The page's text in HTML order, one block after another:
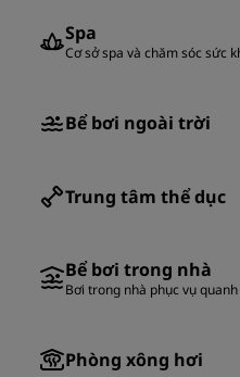
Spa
Cơ sở spa và chăm sóc sức
Bể bơi ngoài trời
Trung tâm thể dục
Bể bơi trong nhà
Bơi trong nhà phục vụ
Phòng xông hơi